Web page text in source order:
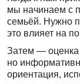
мы начинаем с
семьёй. Нужно
это влияет на
Затем — оценка
но
ориентация,